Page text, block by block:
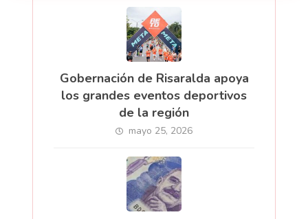
Gobernación de Risaralda apoya
los grandes eventos deportivos
de la región
mayo 25, 2026